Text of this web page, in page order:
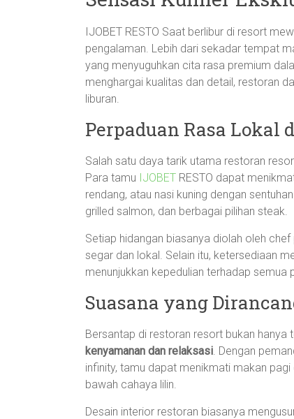
IJOBET RESTO Saat berlibur di resort
pengalaman. Lebih dari sekadar tempat
yang menyuguhkan cita rasa premium
menghargai kualitas dan detail, restoran
liburan.
Perpaduan Rasa Lokal
Salah satu daya tarik utama restoran
Para tamu IJOBET RESTO dapat
rendang, atau nasi kuning dengan
grilled salmon, dan berbagai pilihan steak.
Setiap hidangan biasanya diolah oleh
segar dan lokal. Selain itu, ketersediaan
menunjukkan kepedulian terhadap semua
Suasana yang
Bersantap di restoran resort bukan hanya
kenyamanan dan relaksasi. Dengan
infinity, tamu dapat menikmati makan
bawah cahaya lilin.
Desain interior restoran biasanya